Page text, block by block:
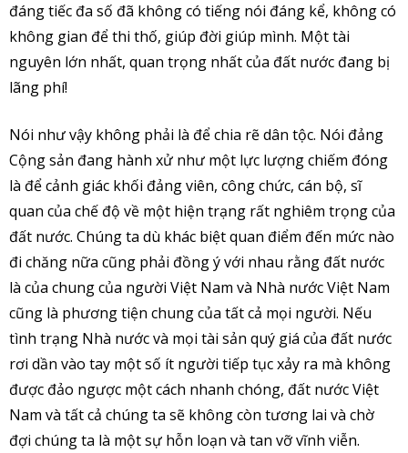
đáng tiếc đa số đã không có tiếng nói đáng kể, không có
không gian để thi thố, giúp đời giúp mình. Một tài
nguyên lớn nhất, quan trọng nhất của đất nước đang bị
lãng phí!
Nói như vậy không phải là để chia rẽ dân tộc. Nói đảng
Cộng sản đang hành xử như một lực lượng chiếm đóng
là để cảnh giác khối đảng viên, công chức, cán bộ, sĩ
quan của chế độ về một hiện trạng rất nghiêm trọng của
đất nước. Chúng ta dù khác biệt quan điểm đến mức nào
đi chăng nữa cũng phải đồng ý với nhau rằng đất nước
là của chung của người Việt Nam và Nhà nước Việt Nam
cũng là phương tiện chung của tất cả mọi người. Nếu
tình trạng Nhà nước và mọi tài sản quý giá của đất nước
rơi dần vào tay một số ít người tiếp tục xảy ra mà không
được đảo ngược một cách nhanh chóng, đất nước Việt
Nam và tất cả chúng ta sẽ không còn tương lai và chờ
đợi chúng ta là một sự hỗn loạn và tan vỡ vĩnh viễn.